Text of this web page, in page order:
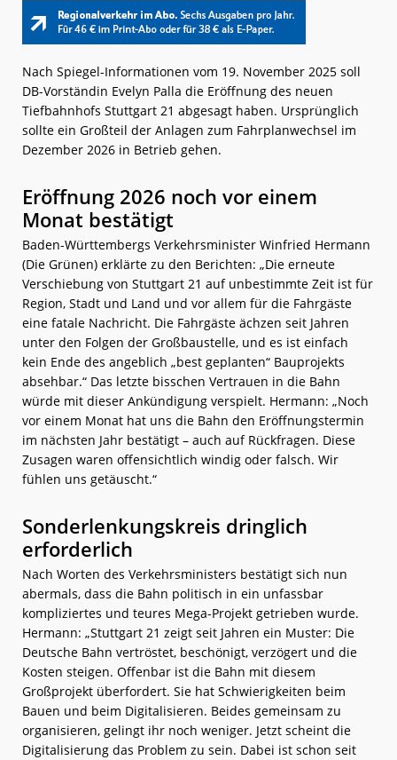
Nach Spiegel-Informationen vom 19. November 2025 soll
DB-Vorständin Evelyn Palla die Eröffnung des neuen
Tiefbahnhofs Stuttgart 21 abgesagt haben. Ursprünglich
sollte ein Großteil der Anlagen zum Fahrplanwechsel im
Dezember 2026 in Betrieb gehen.
Eröffnung 2026 noch vor einem
Monat bestätigt
Baden-Württembergs Verkehrsminister Winfried Hermann
(Die Grünen) erklärte zu den Berichten: „Die erneute
Verschiebung von Stuttgart 21 auf unbestimmte Zeit ist für
Region, Stadt und Land und vor allem für die Fahrgäste
eine fatale Nachricht. Die Fahrgäste ächzen seit Jahren
unter den Folgen der Großbaustelle, und es ist einfach
kein Ende des angeblich „best geplanten“ Bauprojekts
absehbar.“ Das letzte bisschen Vertrauen in die Bahn
würde mit dieser Ankündigung verspielt. Hermann: „Noch
vor einem Monat hat uns die Bahn den Eröffnungstermin
im nächsten Jahr bestätigt – auch auf Rückfragen. Diese
Zusagen waren offensichtlich windig oder falsch. Wir
fühlen uns getäuscht.“
Sonderlenkungskreis dringlich
erforderlich
Nach Worten des Verkehrsministers bestätigt sich nun
abermals, dass die Bahn politisch in ein unfassbar
kompliziertes und teures Mega-Projekt getrieben wurde.
Hermann: „Stuttgart 21 zeigt seit Jahren ein Muster: Die
Deutsche Bahn vertröstet, beschönigt, verzögert und die
Kosten steigen. Offenbar ist die Bahn mit diesem
Großprojekt überfordert. Sie hat Schwierigkeiten beim
Bauen und beim Digitalisieren. Beides gemeinsam zu
organisieren, gelingt ihr noch weniger. Jetzt scheint die
Digitalisierung das Problem zu sein. Dabei ist schon seit